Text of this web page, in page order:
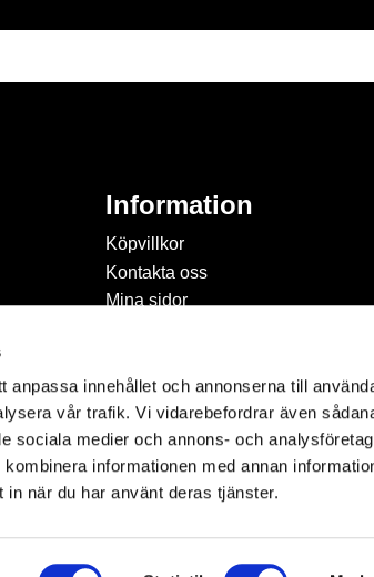
anpassa innehållet och annonserna till
vår trafik. Vi vidarebefordrar även
sociala medier och annons- och
informationen med annan
när du har använt deras tjänster.
Information
Köpvillkor
Kontakta oss
Mina sidor
cookies
Inspiration & Passion